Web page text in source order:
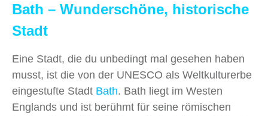
Bath – Wunderschöne, historische
Stadt
Eine Stadt, die du unbedingt mal gesehen haben
musst, ist die von der UNESCO als Weltkulturerbe
eingestufte Stadt Bath. Bath liegt im Westen
Englands und ist berühmt für seine römischen